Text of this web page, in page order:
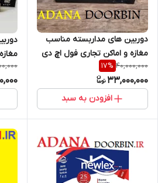
دوربین های مداربسته مناسب
مغازه و اماکن تجاری فول اچ دی
پک کامل 8عددی قابلیت
تشخیص چهره دوربین
3مگاپیکسل/هارد ذخیره/کابل
رایگان
40,000,000
17%
33,000,000
افزودن به سبد
کابل